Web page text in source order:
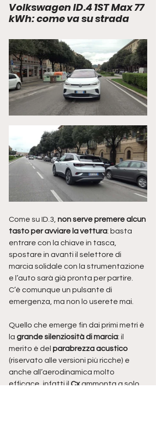
Volkswagen ID.4 1ST Max 77
kWh: come va su strada
Come su ID.3, non serve premere alcun
tasto per avviare la vettura: basta
entrare con la chiave in tasca,
spostare in avanti il selettore di
marcia solidale con la strumentazione
e l’auto sarà già pronta per partire.
C’è comunque un pulsante di
emergenza, ma non lo userete mai.
Quello che emerge fin dai primi metri è
la grande silenziosità di marcia: il
merito è del parabrezza acustico
(riservato alle versioni più ricche) e
anche all’aerodinamica molto
efficace, infatti il Cx ammonta a solo